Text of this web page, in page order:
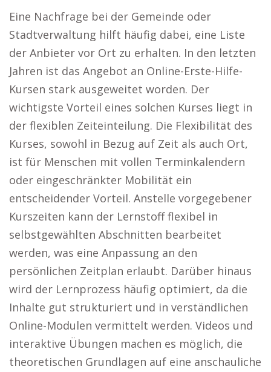
Eine Nachfrage bei der Gemeinde oder
Stadtverwaltung hilft häufig dabei, eine Liste
der Anbieter vor Ort zu erhalten. In den letzten
Jahren ist das Angebot an Online-Erste-Hilfe-
Kursen stark ausgeweitet worden. Der
wichtigste Vorteil eines solchen Kurses liegt in
der flexiblen Zeiteinteilung. Die Flexibilität des
Kurses, sowohl in Bezug auf Zeit als auch Ort,
ist für Menschen mit vollen Terminkalendern
oder eingeschränkter Mobilität ein
entscheidender Vorteil. Anstelle vorgegebener
Kurszeiten kann der Lernstoff flexibel in
selbstgewählten Abschnitten bearbeitet
werden, was eine Anpassung an den
persönlichen Zeitplan erlaubt. Darüber hinaus
wird der Lernprozess häufig optimiert, da die
Inhalte gut strukturiert und in verständlichen
Online-Modulen vermittelt werden. Videos und
interaktive Übungen machen es möglich, die
theoretischen Grundlagen auf eine anschauliche